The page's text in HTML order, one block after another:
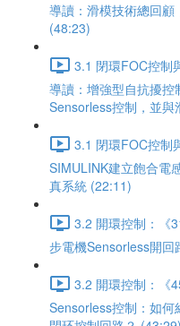
導讀：滑模技術總回
(48:23)
3.1 閉環FOC控制
導讀：增強型自抗擾
Sensorless控制，並
3.1 閉環FOC控制
SIMULINK建立飽合電
真系統 (22:11)
3.2 開環控制：《
步電機Sensorless開
3.2 開環控制：《
Sensorless控制：如